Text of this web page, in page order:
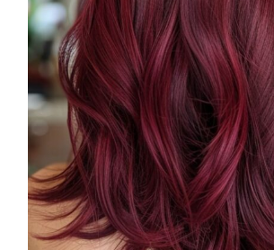
DYSON
Dyson presenta la nuova collezione
pervinca e rosé per Natale
COTRIL
Continua la carrellata di look firmati
Cotril alla Festa del Cinema di Roma
TONI&GUY
A Natale regala una doppia
TONI&GUY “Feel Good Experience”!